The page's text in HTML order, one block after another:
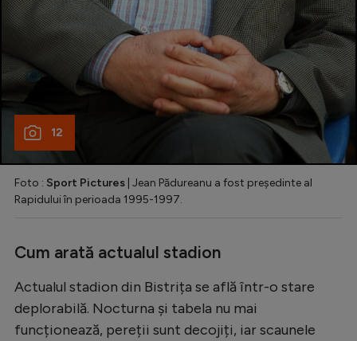
12
Foto : Sport Pictures | Jean Pădureanu a fost președinte al
Rapidului în perioada 1995-1997.
Cum arată actualul stadion
Actualul stadion din Bistrița se află într-o stare
deplorabilă. Nocturna și tabela nu mai
funcționează, pereții sunt decojiți, iar scaunele